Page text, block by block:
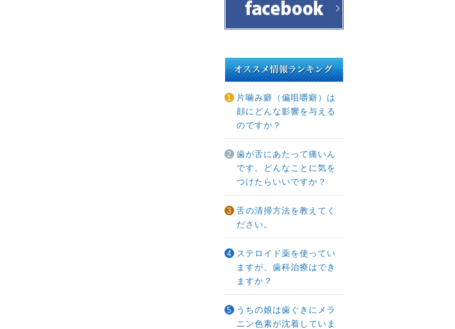
片噛み癖（偏咀嚼癖）は
顔にどんな影響を与える
のですか？
歯が舌にあたって痛いん
です。どんなことに気を
つけたらいいですか？
舌の清掃方法を教えてく
ださい。
ステロイド薬を使ってい
ますが、歯科治療はでき
ますか？
うちの娘は歯ぐきにメラ
ニン色素が沈着していま